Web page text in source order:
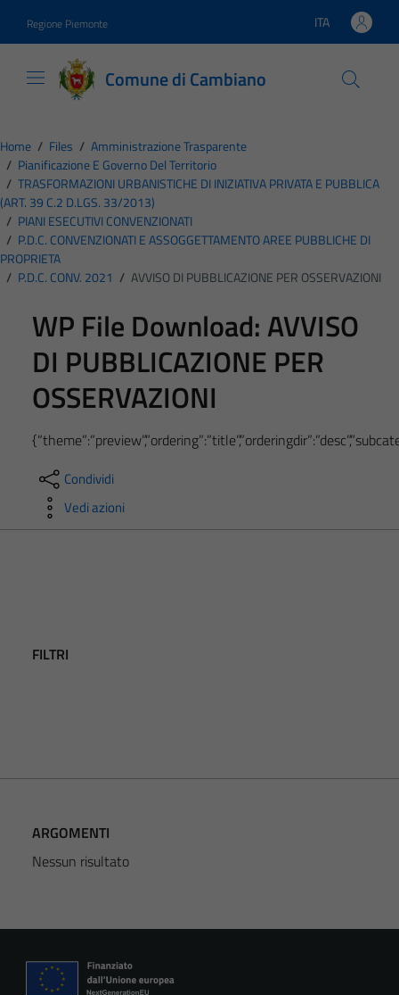
Regione Piemonte Lingua attiva:
ITA
Comune di Cambiano
Home / Files / Amministrazione Trasparente
/ Pianificazione E Governo Del Territorio
/ TRASFORMAZIONI URBANISTICHE DI INIZIATIVA PRIVATA E PUBBLICA
(ART. 39 C.2 D.LGS. 33/2013)
/ PIANI ESECUTIVI CONVENZIONATI
/ P.D.C. CONVENZIONATI E ASSOGGETTAMENTO AREE PUBBLICHE DI
PROPRIETA
/ P.D.C. CONV. 2021 / AVVISO DI PUBBLICAZIONE PER OSSERVAZIONI
WP File Download: AVVISO
DI PUBBLICAZIONE PER
OSSERVAZIONI
Condividi
Vedi azioni
FILTRI
ARGOMENTI
Nessun risultato